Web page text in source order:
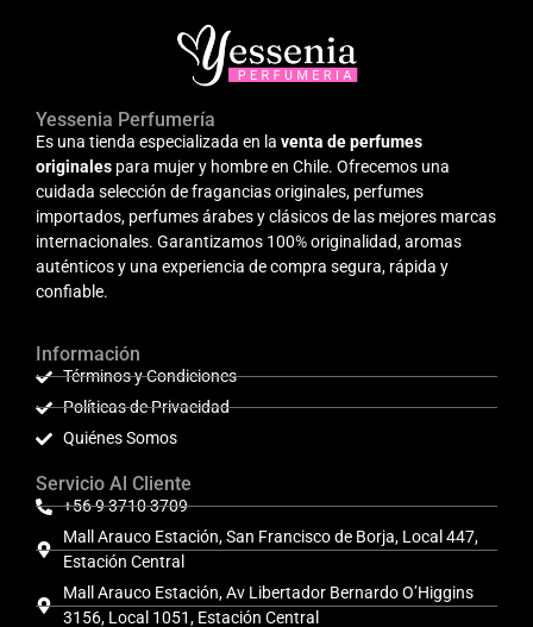
Yessenia Perfumería
Es una tienda especializada en la venta de perfumes
originales para mujer y hombre en Chile. Ofrecemos una
cuidada selección de fragancias originales, perfumes
importados, perfumes árabes y clásicos de las mejores marcas
internacionales. Garantizamos 100% originalidad, aromas
auténticos y una experiencia de compra segura, rápida y
confiable.
Información
Términos y Condiciones
Políticas de Privacidad
Quiénes Somos
Servicio Al Cliente
+56 9 3710 3709
Mall Arauco Estación, San Francisco de Borja, Local 447,
Estación Central
Mall Arauco Estación, Av Libertador Bernardo O’Higgins
3156, Local 1051, Estación Central